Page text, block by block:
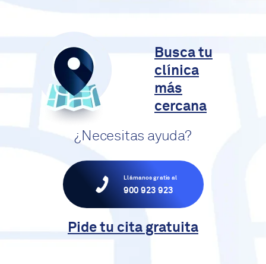
Busca tu
clínica
más
cercana
¿Necesitas ayuda?
Llámanos gratis al
900 923 923
Pide tu cita gratuita